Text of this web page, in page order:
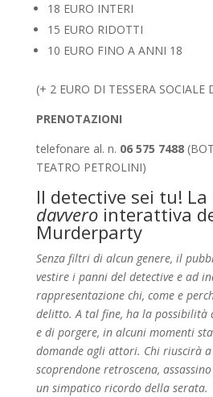
18 EURO INTERI
15 EURO RIDOTTI
10 EURO FINO A ANNI 18
(+ 2 EURO DI TESSERA SOCIALE
PRENOTAZIONI
telefonare al. n. 06 575 7488
TEATRO PETROLINI)
Il detective sei tu!
davverointerattiva
Murderparty
Senza filtri di alcun genere, il
vestire i panni del detective e ad
rappresentazione chi, come e
delitto. A tal fine, ha la possibilità
e di porgere, in alcuni momenti
domande agli attori. Chi riuscirà a
scoprendone retroscena,
un simpatico ricordo della serata.